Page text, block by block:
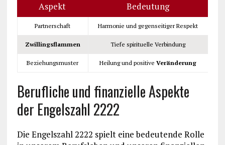
Aspekt Bedeutung
Partnerschaft Harmonie und gegenseitiger Respekt
Zwillingsflammen Tiefe spirituelle Verbindung
Beziehungsmuster Heilung und positiveVeränderung
Berufliche und finanzielle Aspekte
der Engelszahl 2222
Die Engelszahl 2222 spielt eine bedeutende Rolle